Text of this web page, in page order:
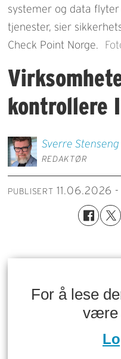
systemer og data
tjenester, sier
Check Point Norge.
kontrollere
Sverre Stenseng
REDAKTØR
PUBLISERT 11.06.2026
For å lese
være